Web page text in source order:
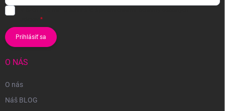
Prihlásiť sa
O NÁS
O nás
Náš BLOG